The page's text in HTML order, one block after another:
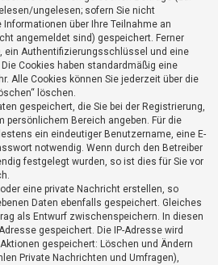
ungelesen; sofern Sie nicht
über Ihre Teilnahme an
angemeldet sind) gespeichert. Ferner
ein Authentifizierungsschlüssel und eine
Cookies haben standardmäßig eine
Alle Cookies können Sie jederzeit über die
löschen.
gespeichert, die Sie bei der Registrierung,
persönlichem Bereich angeben. Für die
ein eindeutiger Benutzername, eine E-
notwendig. Wenn durch den Betreiber
festgelegt wurden, so ist dies für Sie vor
eine private Nachricht erstellen, so
Daten ebenfalls gespeichert. Gleiches
als Entwurf zwischenspeichern. In diesen
gespeichert. Die IP-Adresse wird
gespeichert: Löschen und Ändern
Private Nachrichten und Umfragen),